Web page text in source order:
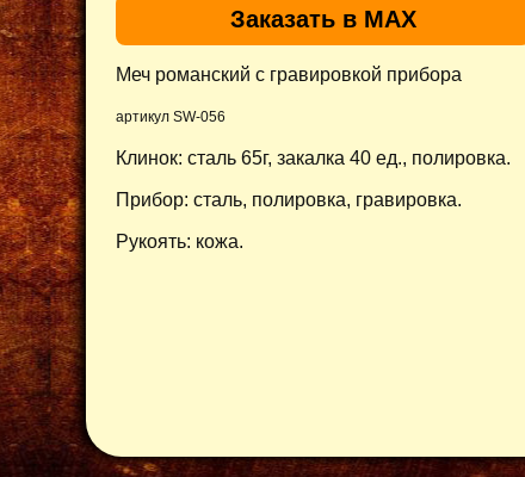
Заказать в MAX
Меч романский с гравировкой прибора
артикул SW-056
Клинок: сталь 65г, закалка 40 ед., полировка.
Прибор: сталь, полировка, гравировка.
Рукоять: кожа.